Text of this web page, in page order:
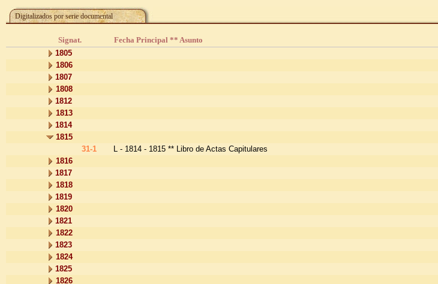
Digitalizados por serie documental
Signat.
Fecha Principal ** Asunto
1805
1806
1807
1808
1812
1813
1814
1815
31-1
L - 1814 - 1815 ** Libro de Actas Capitulares
1816
1817
1818
1819
1820
1821
1822
1823
1824
1825
1826